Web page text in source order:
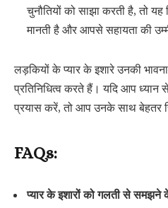
चुनौतियों को साझा करती है, तो यह
मानती है और आपसे सहायता की
लड़कियों के प्यार के इशारे उनकी
प्रतिनिधित्व करते हैं। यदि आप
प्रयास करें, तो आप उनके साथ बेहतर
FAQs:
प्यार के इशारों को गलती से समझने